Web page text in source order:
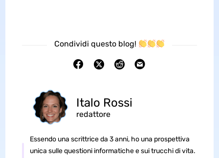
Condividi questo blog!
Italo Rossi
redattore
Essendo una scrittrice da 3 anni, ho una prospettiva
unica sulle questioni informatiche e sui trucchi di vita.